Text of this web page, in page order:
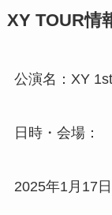
XY TOUR情
公演名：XY
日時・会場：
2025年1月17